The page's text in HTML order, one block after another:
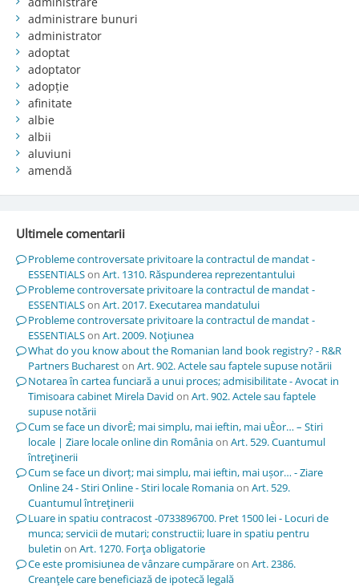
administrare bunuri
administrator
adoptat
adoptator
adopție
afinitate
albie
albii
aluviuni
amendă
Ultimele comentarii
Probleme controversate privitoare la contractul de mandat -
ESSENTIALSon Art. 1310. Răspunderea reprezentantului
Probleme controversate privitoare la contractul de mandat -
ESSENTIALSon Art. 2017. Executarea mandatului
Probleme controversate privitoare la contractul de mandat -
ESSENTIALSon Art. 2009. Noţiunea
What do you know about the Romanian land book registry? - R&R
Partners Buchareston Art. 902. Actele sau faptele supuse notării
Notarea în cartea funciară a unui proces; admisibilitate - Avocat in
Timisoara cabinet Mirela David on Art. 902. Actele sau faptele
supuse notării
Cum se face un divorÈ; mai simplu, mai ieftin, mai uÈor… – Stiri
locale | Ziare locale online din Româniaon Art. 529. Cuantumul
întreţinerii
Cum se face un divorț; mai simplu, mai ieftin, mai ușor… - Ziare
Online 24 - Stiri Online - Stiri locale Romaniaon Art. 529.
Cuantumul întreţinerii
Luare in spatiu contracost -0733896700. Pret 1500 lei - Locuri de
munca; servicii de mutari; constructii; luare in spatiu pentru
buletin on Art. 1270. Forţa obligatorie
Ce este promisiunea de vânzare cumpărareon Art. 2386.
Creanţele care beneficiază de ipotecă legală